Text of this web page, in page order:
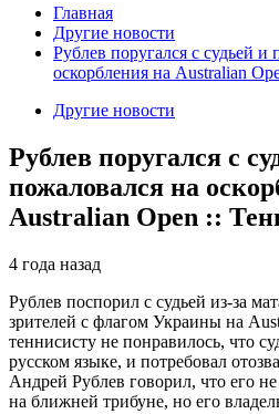
Главная
Другие новости
Рублев поругался с судьей и
оскорбления на Australian
Другие новости
Рублев поругался с
пожаловался на
Australian Open ::
4 года назад
Рублев поспорил с судьей из-за
зрителей с флагом Украины на
теннисисту не понравилось, что
русском языке, и потребовал
Андрей Рублев говорил, что его
на ближней трибуне, но его